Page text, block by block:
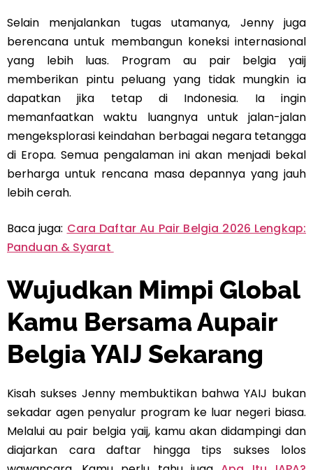
Selain menjalankan tugas utamanya, Jenny juga
berencana untuk membangun koneksi internasional
yang lebih luas. Program au pair belgia yaij
memberikan pintu peluang yang tidak mungkin ia
dapatkan jika tetap di Indonesia. Ia ingin
memanfaatkan waktu luangnya untuk jalan-jalan
mengeksplorasi keindahan berbagai negara tetangga
di Eropa. Semua pengalaman ini akan menjadi bekal
berharga untuk rencana masa depannya yang jauh
lebih cerah.
Baca juga: Cara Daftar Au Pair Belgia 2026 Lengkap:
Panduan & Syarat
Wujudkan Mimpi Global
Kamu Bersama Aupair
Belgia YAIJ Sekarang
Kisah sukses Jenny membuktikan bahwa YAIJ bukan
sekadar agen penyalur program ke luar negeri biasa.
Melalui au pair belgia yaij, kamu akan didampingi dan
diajarkan cara daftar hingga tips sukses lolos